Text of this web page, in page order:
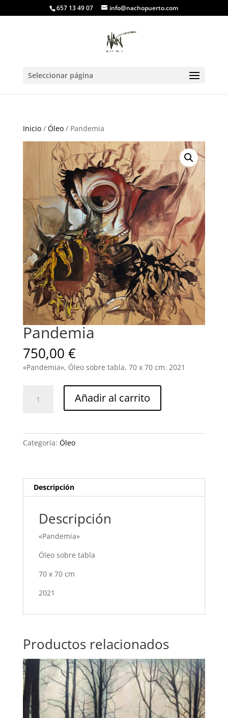
657 13 49 07 info@nachopuerto.com
Seleccionar página
Inicio/ Óleo/ Pandemia
Pandemia
750,00 €
«Pandemia», Óleo sobre tabla, 70 x 70 cm. 2021
cantidad
Añadir al carrito
Categoría: Óleo
Descripción
Descripción
«Pandemia»
Óleo sobre tabla
70 x 70 cm
2021
Productos relacionados